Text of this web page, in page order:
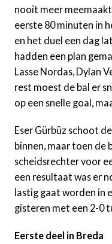
nooit meer
eerste 80 minuten in
en het duel een dag
hadden een plan
Lasse Nordas, Dylan
rest moest de bal er
op een snelle goal,
Eser Gürbüz schoot
binnen, maar toen de
scheidsrechter voor
een resultaat was er
lastig gaat worden in
gisteren met een 2-0
Eerste deel in Breda